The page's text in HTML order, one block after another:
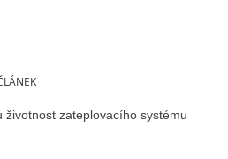
životnost zateplovacího systému